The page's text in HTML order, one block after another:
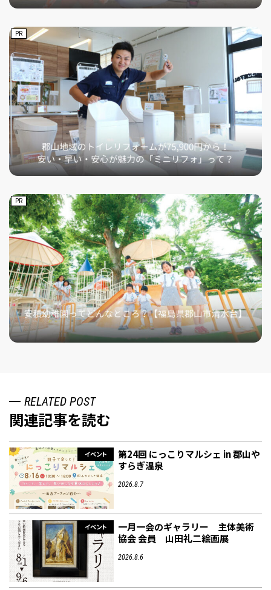
PR
PR
RELATED POST
関連記事を読む
イベント
第24回 にっこりマルシェ in 郡山や
すらぎ温泉
2026.8.7
イベント
一月一会のギャラリー 主体美術
協会 会員 山田礼二絵画展
2026.8.6